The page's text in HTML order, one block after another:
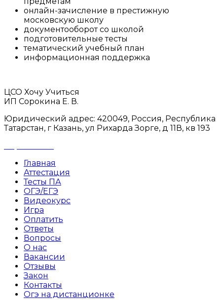
онлайн-зачисление в престижную
московскую школу
документооборот со школой
подготовительные тесты
тематический учебный план
информационная поддержка
ЦСО Хочу Учиться
ИП Сорокина Е. В.
Юридический адрес: 420049, Россия, Республика
Татарстан, г Казань, ул Рихарда Зорге, д 11В, кв 193
Главная
Аттестация
Тесты ПА
ОГЭ/ЕГЭ
Видеокурс
Игра
Оплатить
Ответы
Вопросы
О нас
Вакансии
Отзывы
Закон
Контакты
Огэ на дистанционке